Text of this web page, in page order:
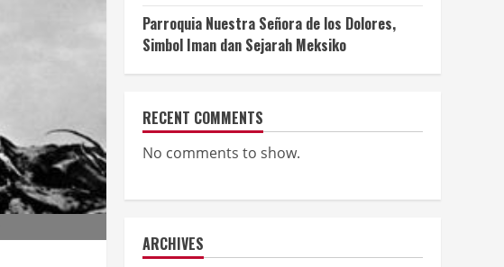
Parroquia Nuestra Señora de los Dolores,
Simbol Iman dan Sejarah Meksiko
RECENT COMMENTS
No comments to show.
ARCHIVES